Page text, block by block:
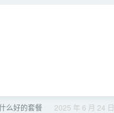
2025 年 6 月 24 日
么好的套餐